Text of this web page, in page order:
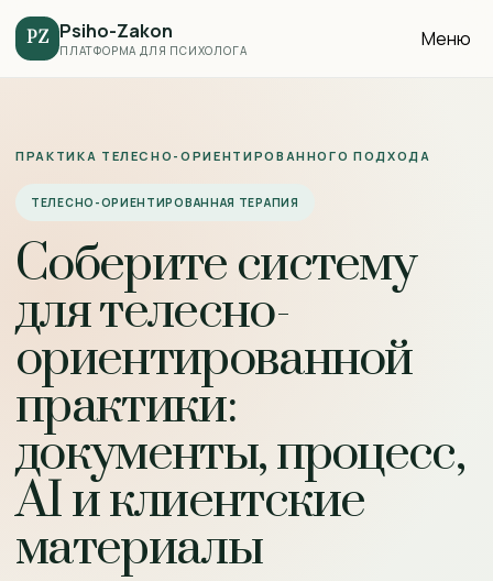
PZ Psiho-Zakon
ПЛАТФОРМА ДЛЯ ПСИХОЛОГА Меню
ПРАКТИКА ТЕЛЕСНО-ОРИЕНТИРОВАННОГО ПОДХОДА
ТЕЛЕСНО-ОРИЕНТИРОВАННАЯ ТЕРАПИЯ
Соберите систему
для телесно-
ориентированной
практики:
документы, процесс,
AI и клиентские
материалы